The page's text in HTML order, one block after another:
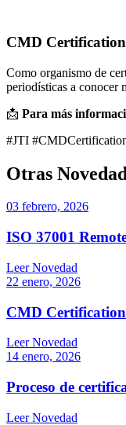
CMD
Como organismo de
periodísticas a conocer
📩 Para más
#JTI
Otras
03 febrero, 2026
ISO 37001
Leer Novedad
22 enero, 2026
CMD
Leer Novedad
14 enero, 2026
Proceso de
Leer Novedad